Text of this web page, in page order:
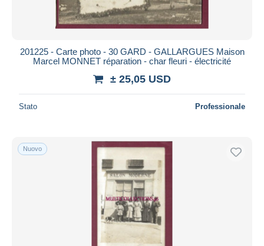
201225 - Carte photo - 30 GARD - GALLARGUES Maison
Marcel MONNET réparation - char fleuri - électricité
± 25,05 USD
Stato Professionale
Nuovo